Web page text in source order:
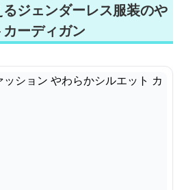
ジェンダーレス服装のや
ーディガン